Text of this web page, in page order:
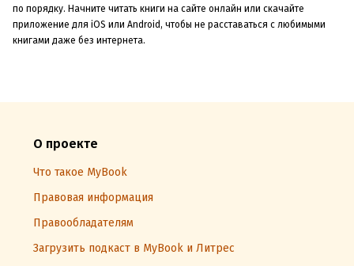
по порядку. Начните читать книги на сайте онлайн или скачайте
приложение для iOS или Android, чтобы не расставаться с любимыми
книгами даже без интернета.
О проекте
Что такое MyBook
Правовая информация
Правообладателям
Загрузить подкаст в MyBook и Литрес